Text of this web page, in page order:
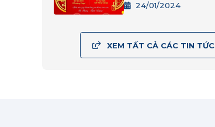
24/01/2024
XEM TẤT CẢ CÁC TIN TỨC